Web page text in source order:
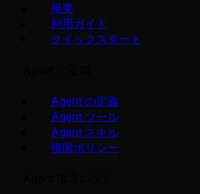
概要
利用ガイド
クイックスタート
Agent の定義
Agent ツール
Agent スキル
権限ポリシー